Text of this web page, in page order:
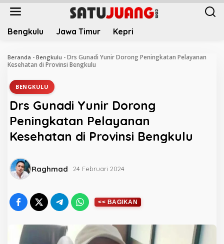
L
Bengkulu Jawa Timur Kepri
Beranda - Bengkulu - Drs Gunadi Yunir Dorong Peningkatan Pelayanan
Kesehatan di Provinsi Bengkulu
BENGKULU
Drs Gunadi Yunir Dorong
Peningkatan Pelayanan
Kesehatan di Provinsi Bengkulu
Raghmad 24 Februari 2024